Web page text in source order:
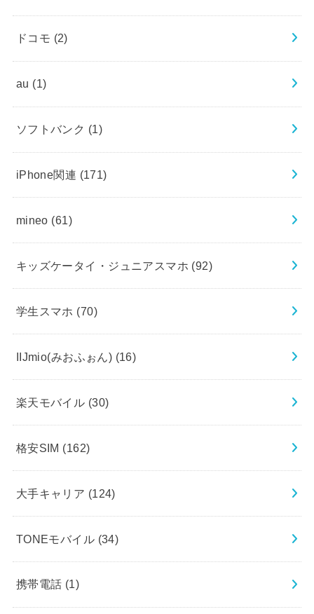
ドコモ (2)
au (1)
ソフトバンク (1)
iPhone関連 (171)
mineo (61)
キッズケータイ・ジュニアスマホ (92)
学生スマホ (70)
IIJmio(みおふぉん) (16)
楽天モバイル (30)
格安SIM (162)
大手キャリア (124)
TONEモバイル (34)
携帯電話 (1)